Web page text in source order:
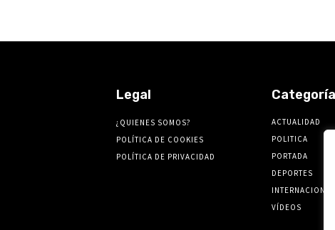
Legal
¿QUIENES SOMOS?
POLÍTICA DE COOKIES
POLÍTICA DE PRIVACIDAD
ACTUALIDAD
POLITICA
PORTADA
DEPORTES
VÍDEOS